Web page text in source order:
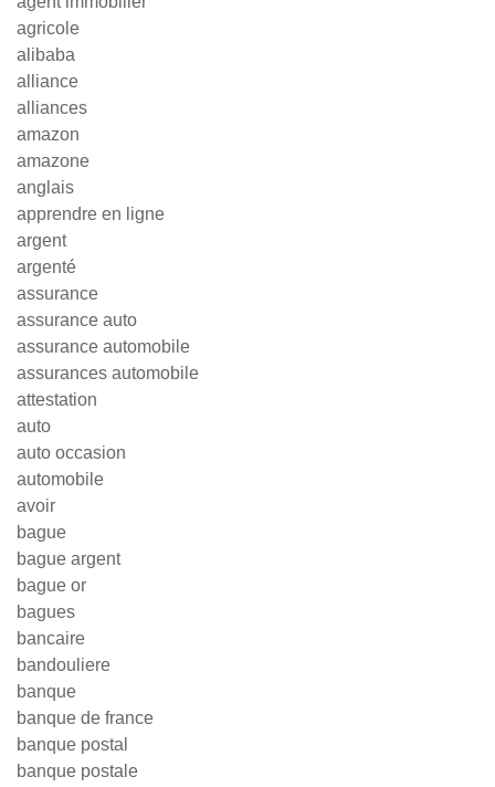
agricole
alibaba
alliance
alliances
amazon
amazone
anglais
apprendre en ligne
argent
argenté
assurance
assurance auto
assurance automobile
assurances automobile
attestation
auto
auto occasion
automobile
avoir
bague
bague argent
bague or
bagues
bancaire
bandouliere
banque
banque de france
banque postal
banque postale